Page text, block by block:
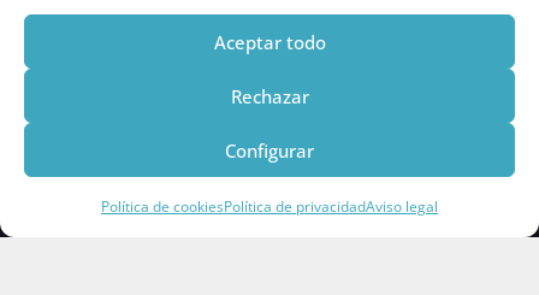
Aceptar todo
Rechazar
Configurar
Política de cookiesPolítica de privacidadAviso legal
Procesos de coaching
EMPRESAS:
Consultoría estratégica
Conferencias